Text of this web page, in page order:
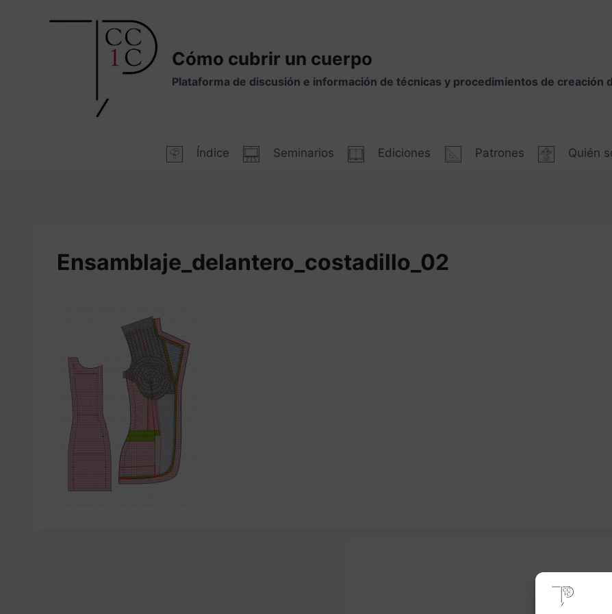
Cómo cubrir un cuerpo
Plataforma de discusión e información de técnicas y procedimientos de creación
Índice Seminarios Ediciones Patrones Quién
Ensamblaje_delantero_costadillo_02